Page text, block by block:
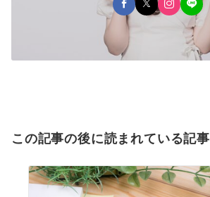
この記事の後に読まれている記事